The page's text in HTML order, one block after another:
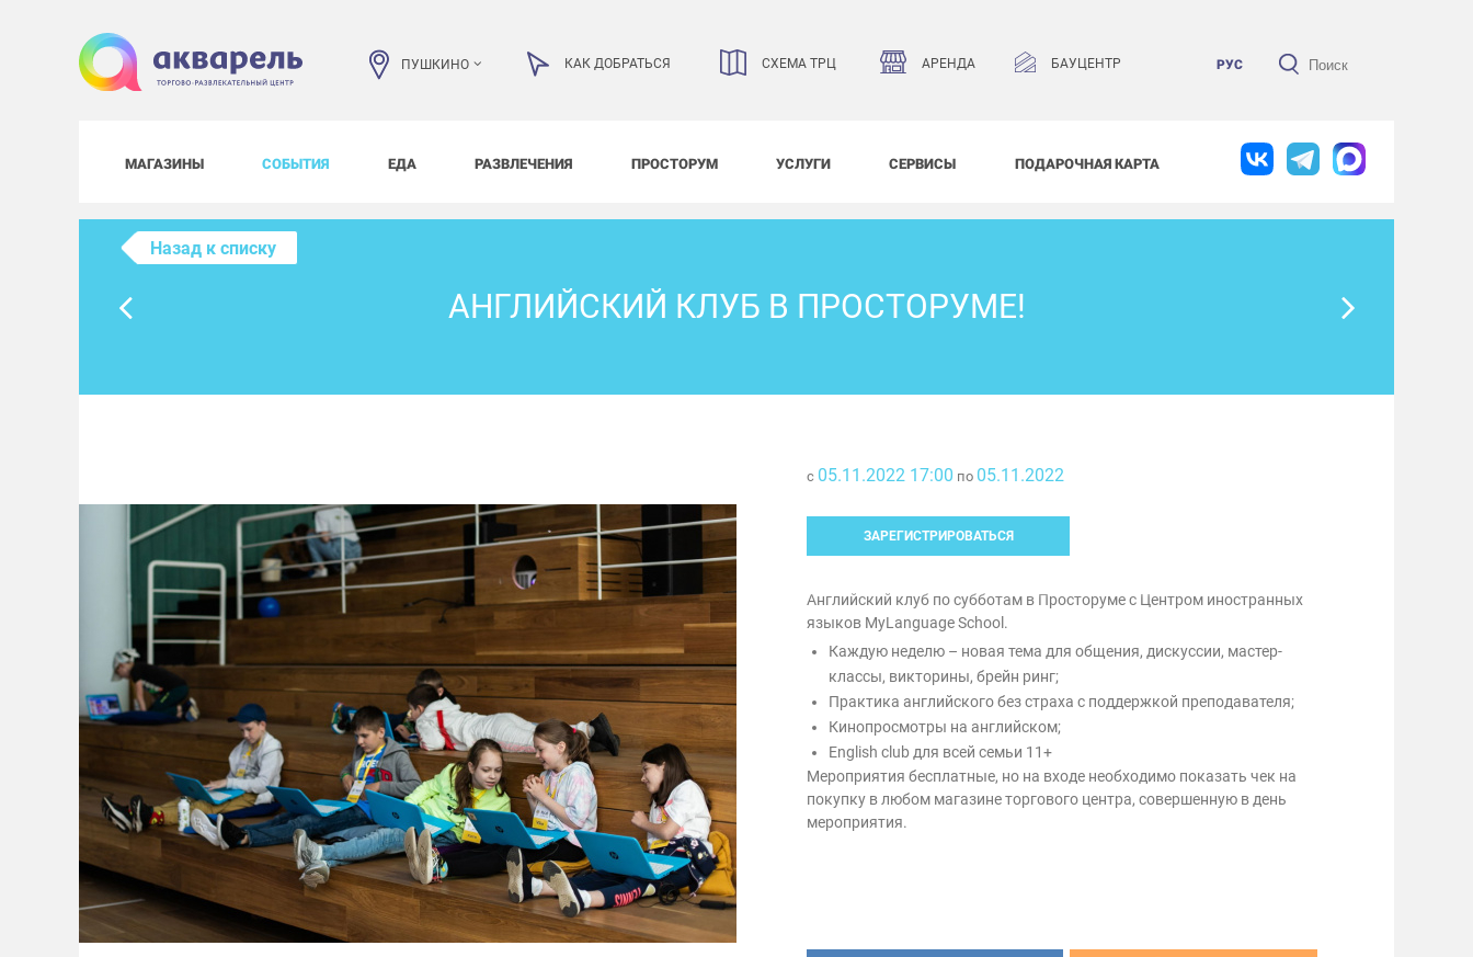
ПУШКИНО КАК ДОБРАТЬСЯ СХЕМА ТРЦ АРЕНДА БАУЦЕНТР РУС
МАГАЗИНЫ СОБЫТИЯ ЕДА РАЗВЛЕЧЕНИЯ ПРОСТОРУМ УСЛУГИ СЕРВИСЫ ПОДАРОЧНАЯ КАРТА
Назад к списку
АНГЛИЙСКИЙ КЛУБ В ПРОСТОРУМЕ!
с 05.11.2022 17:00 по 05.11.2022
ЗАРЕГИСТРИРОВАТЬСЯ
Английский клуб по субботам в Просторуме с Центром иностранных
языков MyLanguage School.
Каждую неделю – новая тема для общения, дискуссии, мастер-
классы, викторины, брейн ринг;
Практика английского без страха с поддержкой преподавателя;
Кинопросмотры на английском;
English club для всей семьи 11+
Мероприятия бесплатные, но на входе необходимо показать чек на
покупку в любом магазине торгового центра, совершенную в день
мероприятия.